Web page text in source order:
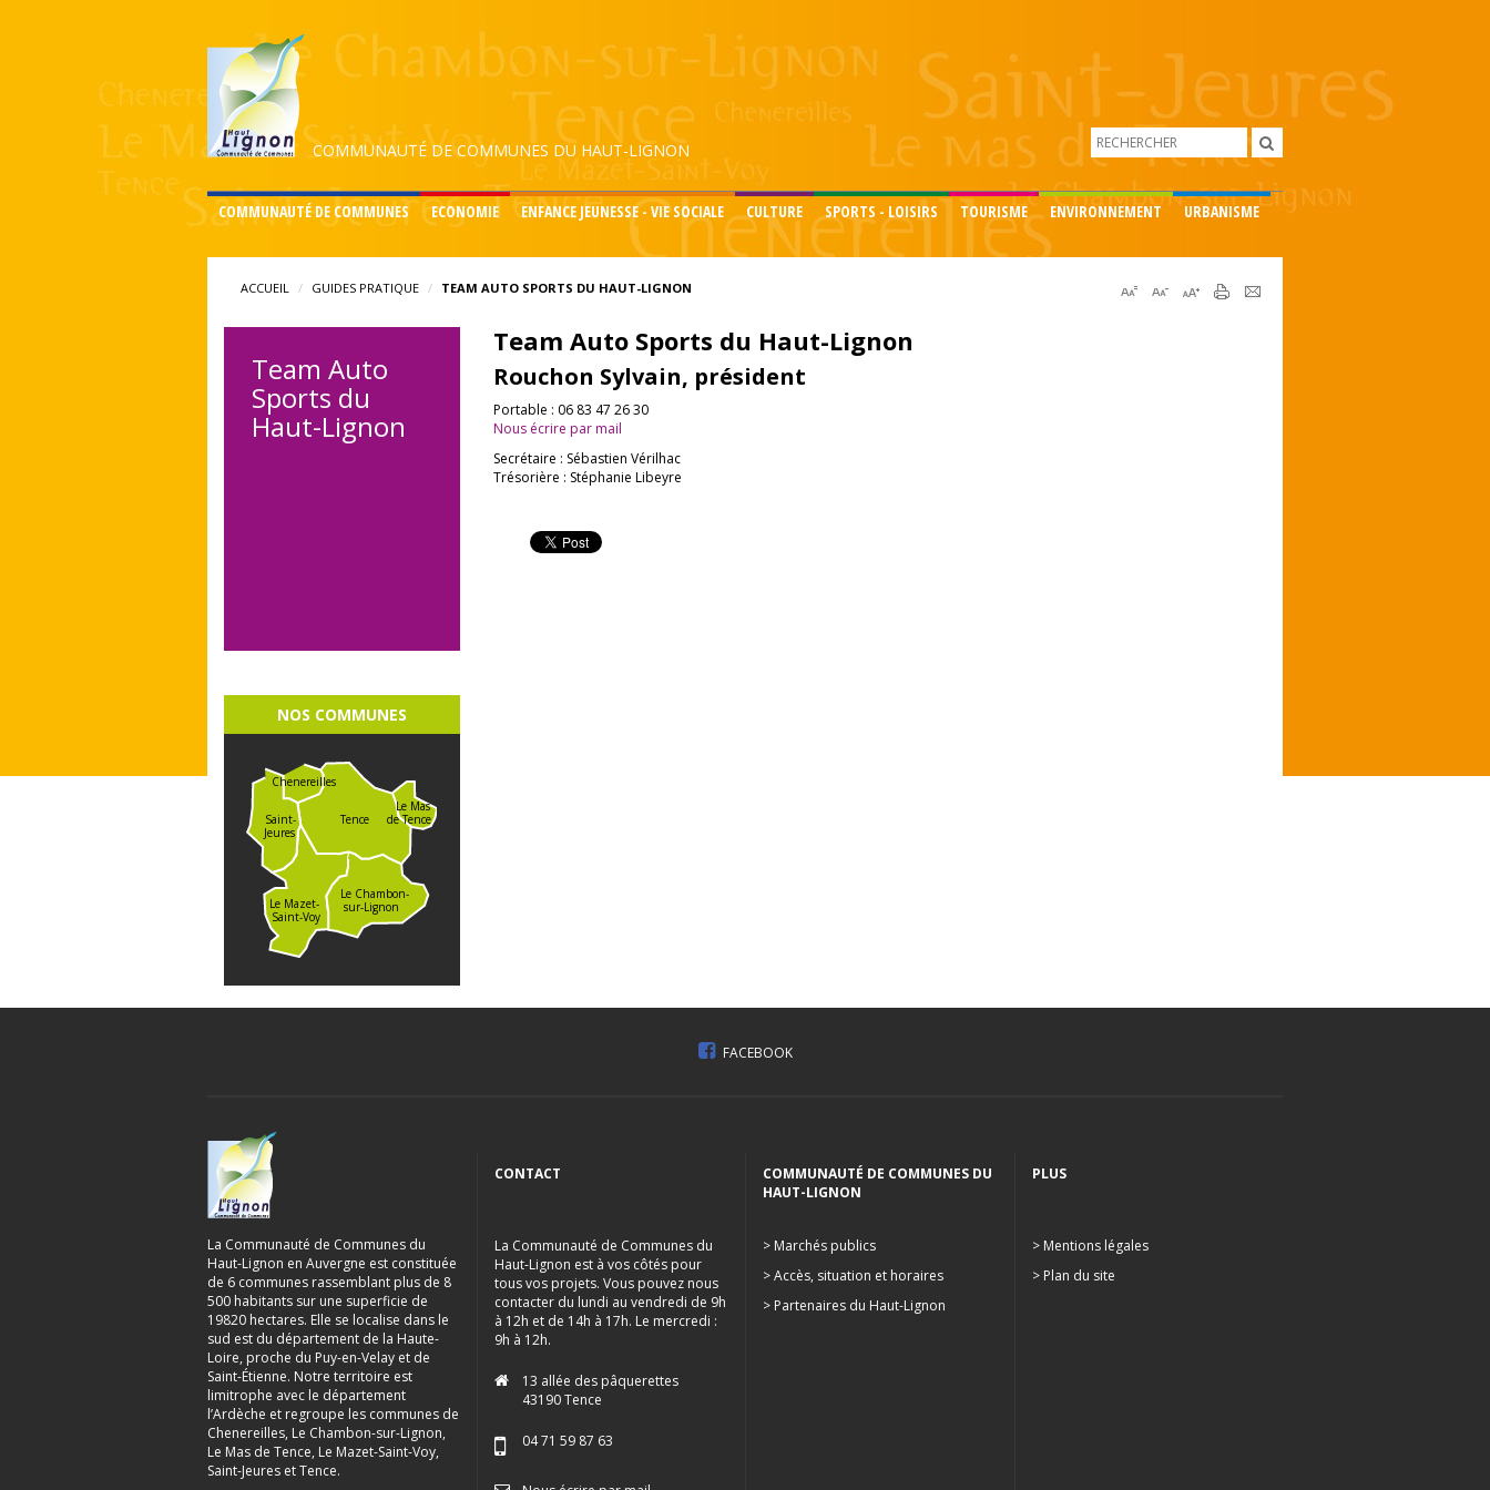
COMMUNAUTÉ DE COMMUNES DU HAUT-LIGNON
COMMUNAUTÉ DE COMMUNES ECONOMIE ENFANCE JEUNESSE - VIE SOCIALE CULTURE SPORTS - LOISIRS TOURISME ENVIRONNEMENT URBANISME
ACCUEIL GUIDES PRATIQUE TEAM AUTO SPORTS DU HAUT-LIGNON
Team Auto
Sports du
Haut-Lignon
NOS COMMUNES
Le Chambon-
sur-Lignon
Le Mazet-
Saint-Voy
Tence
Chenereilles
Saint-
Jeures
Le Mas
de Tence
Team Auto Sports du Haut-Lignon
Rouchon Sylvain, président
Portable : 06 83 47 26 30
Nous écrire par mail
Secrétaire : Sébastien Vérilhac
Trésorière : Stéphanie Libeyre
FACEBOOK
La Communauté de Communes du
Haut-Lignon en Auvergne est constituée
de 6 communes rassemblant plus de 8
500 habitants sur une superficie de
19820 hectares. Elle se localise dans le
sud est du département de la Haute-
Loire, proche du Puy-en-Velay et de
Saint-Étienne. Notre territoire est
limitrophe avec le département
l’Ardèche et regroupe les communes de
Chenereilles, Le Chambon-sur-Lignon,
Le Mas de Tence, Le Mazet-Saint-Voy,
Saint-Jeures et Tence.
CONTACT
La Communauté de Communes du
Haut-Lignon est à vos côtés pour
tous vos projets. Vous pouvez nous
contacter du lundi au vendredi de 9h
à 12h et de 14h à 17h. Le mercredi :
9h à 12h.
13 allée des pâquerettes
43190 Tence
04 71 59 87 63
COMMUNAUTÉ DE COMMUNES DU
HAUT-LIGNON
> Marchés publics
> Accès, situation et horaires
> Partenaires du Haut-Lignon
PLUS
> Mentions légales
> Plan du site